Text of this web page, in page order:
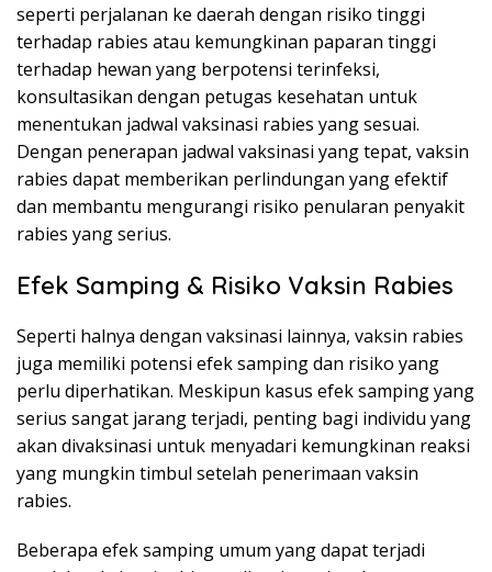
seperti perjalanan ke daerah dengan risiko tinggi
terhadap rabies atau kemungkinan paparan tinggi
terhadap hewan yang berpotensi terinfeksi,
konsultasikan dengan petugas kesehatan untuk
menentukan jadwal vaksinasi rabies yang sesuai.
Dengan penerapan jadwal vaksinasi yang tepat, vaksin
rabies dapat memberikan perlindungan yang efektif
dan membantu mengurangi risiko penularan penyakit
rabies yang serius.
Efek Samping & Risiko Vaksin Rabies
Seperti halnya dengan vaksinasi lainnya, vaksin rabies
juga memiliki potensi efek samping dan risiko yang
perlu diperhatikan. Meskipun kasus efek samping yang
serius sangat jarang terjadi, penting bagi individu yang
akan divaksinasi untuk menyadari kemungkinan reaksi
yang mungkin timbul setelah penerimaan vaksin
rabies.
Beberapa efek samping umum yang dapat terjadi